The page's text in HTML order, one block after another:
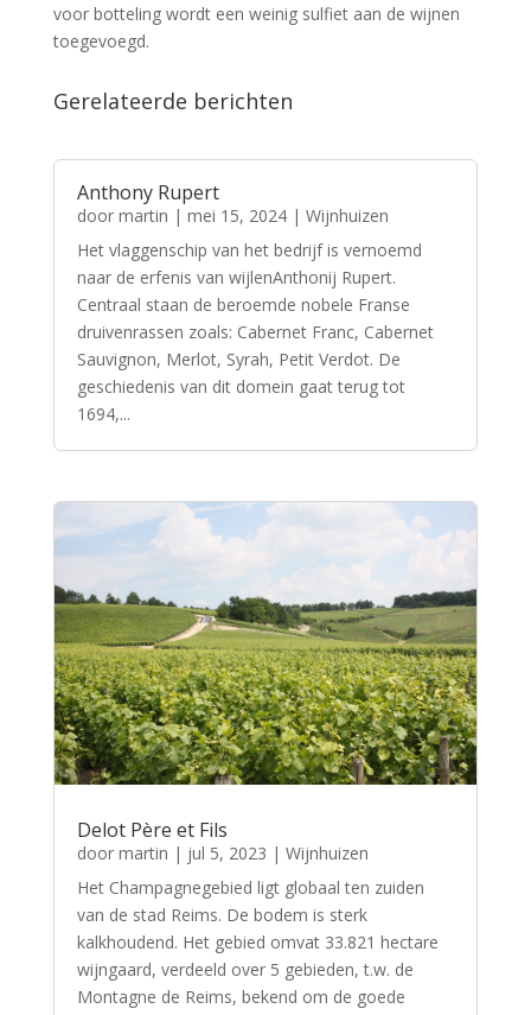
voor botteling wordt een weinig sulfiet aan de wijnen
toegevoegd.
Gerelateerde berichten
Anthony Rupert
door martin | mei 15, 2024| Wijnhuizen
Het vlaggenschip van het bedrijf is vernoemd
naar de erfenis van wijlenAnthonij Rupert.
Centraal staan de beroemde nobele Franse
druivenrassen zoals: Cabernet Franc, Cabernet
Sauvignon, Merlot, Syrah, Petit Verdot. De
geschiedenis van dit domein gaat terug tot
1694,...
Delot Père et Fils
door martin | jul 5, 2023 | Wijnhuizen
Het Champagnegebied ligt globaal ten zuiden
van de stad Reims. De bodem is sterk
kalkhoudend. Het gebied omvat 33.821 hectare
wijngaard, verdeeld over 5 gebieden, t.w. de
Montagne de Reims, bekend om de goede